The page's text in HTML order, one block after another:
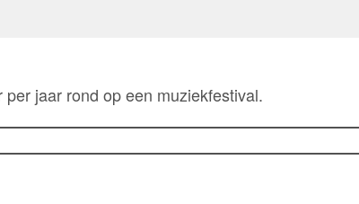
jaar rond op een muziekfestival.